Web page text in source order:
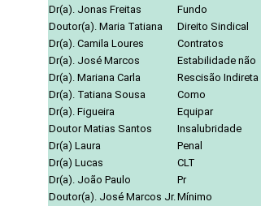
Dr(a). Jonas Freitas
Fundo
Doutor(a). Maria Tatiana
Direito Sindical
Dr(a). Camila Loures
Contratos
Dr(a). José Marcos
Estabilidade não
Dr(a). Mariana Carla
Rescisão Indireta
Dr(a). Tatiana Sousa
Como
Dr(a). Figueira
Equipar
Doutor Matias Santos
Insalubridade
Dr(a) Laura
Penal
Dr(a) Lucas
CLT
Dr(a). João Paulo
Pr
Doutor(a). José Marcos Jr. Mínimo